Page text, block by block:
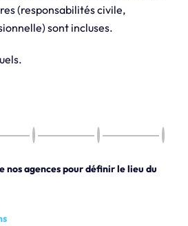
(responsabilités civile,
sont incluses.
nos agences pour définir le lieu du